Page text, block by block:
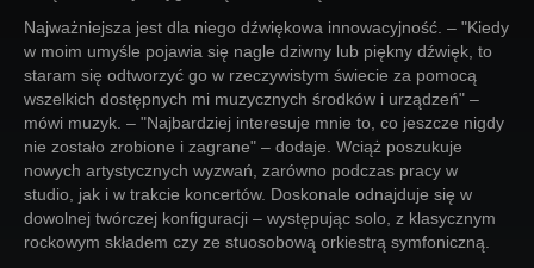
Najważniejsza jest dla niego dźwiękowa innowacyjność. – "Kiedy
w moim umyśle pojawia się nagle dziwny lub piękny dźwięk, to
staram się odtworzyć go w rzeczywistym świecie za pomocą
wszelkich dostępnych mi muzycznych środków i urządzeń" –
mówi muzyk. – "Najbardziej interesuje mnie to, co jeszcze nigdy
nie zostało zrobione i zagrane" – dodaje. Wciąż poszukuje
nowych artystycznych wyzwań, zarówno podczas pracy w
studio, jak i w trakcie koncertów. Doskonale odnajduje się w
dowolnej twórczej konfiguracji – występując solo, z klasycznym
rockowym składem czy ze stuosobową orkiestrą symfoniczną.